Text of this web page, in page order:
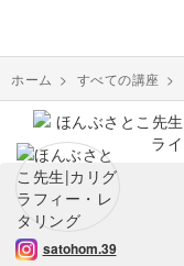
ホーム > すべての講座 >
satohom.39